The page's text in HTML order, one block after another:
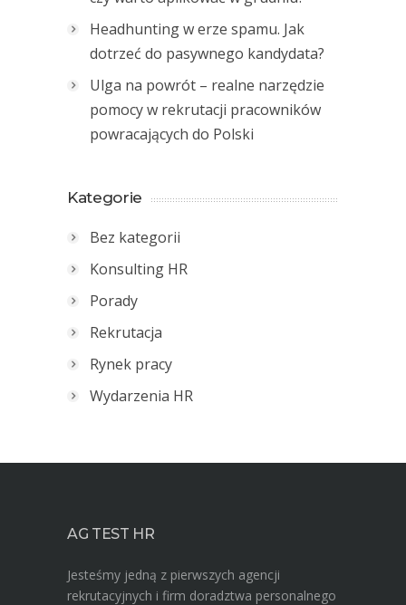
Headhunting w erze spamu. Jak
dotrzeć do pasywnego kandydata?
Ulga na powrót – realne narzędzie
pomocy w rekrutacji pracowników
powracających do Polski
Kategorie
Bez kategorii
Konsulting HR
Porady
Rekrutacja
Rynek pracy
Wydarzenia HR
AG TEST HR
Jesteśmy jedną z pierwszych agencji
rekrutacyjnych i firm doradztwa personalnego